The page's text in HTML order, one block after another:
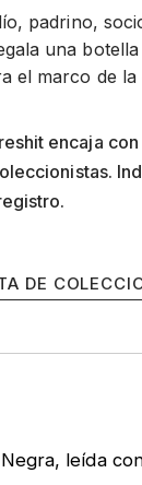
padrino,
una
el marco de la
encaja
DE
leída